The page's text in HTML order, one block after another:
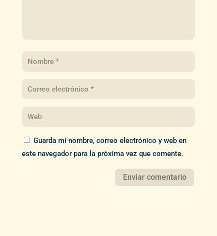
Guarda mi nombre, correo electrónico y web en
este navegador para la próxima vez que comente.